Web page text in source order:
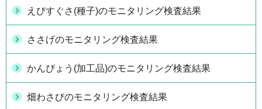
えびすぐさ(種子)のモニタリング検査結果
ささげのモニタリング検査結果
かんぴょう(加工品)のモニタリング検査結果
畑わさびのモニタリング検査結果